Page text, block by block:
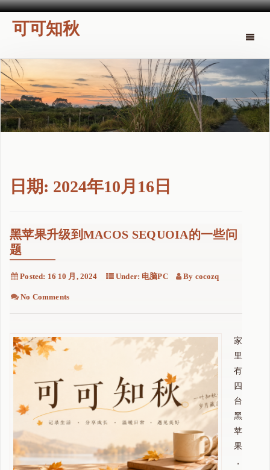
Toggle
可可知秋
日期: 2024年10月16日
黑苹果升级到MACOS SEQUOIA的一些问
题
Posted: 16 10 月, 2024 Under: 电脑PC By cocozq
No Comments
家
里
有
四
台
黑
苹
果
，